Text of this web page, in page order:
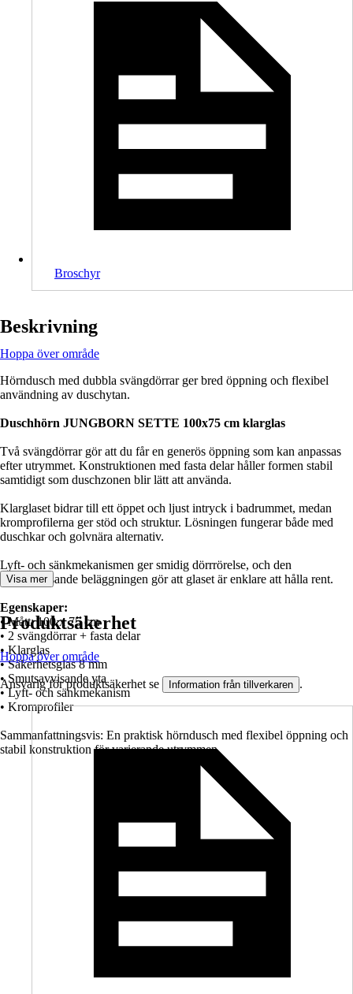
Broschyr
Beskrivning
Hoppa över område
Hörndusch med dubbla svängdörrar ger bred öppning och flexibel
användning av duschytan.
Duschhörn JUNGBORN SETTE 100x75 cm klarglas
Två svängdörrar gör att du får en generös öppning som kan anpassas
efter utrymmet. Konstruktionen med fasta delar håller formen stabil
samtidigt som duschzonen blir lätt att använda.
Klarglaset bidrar till ett öppet och ljust intryck i badrummet, medan
kromprofilerna ger stöd och struktur. Lösningen fungerar både med
duschkar och golvnära alternativ.
Lyft- och sänkmekanismen ger smidig dörrrörelse, och den
smutsavvisande beläggningen gör att glaset är enklare att hålla rent.
Egenskaper:
• Mått: 100 x 75 cm
• 2 svängdörrar + fasta delar
• Klarglas
• Säkerhetsglas 8 mm
• Smutsavvisande yta
• Lyft- och sänkmekanism
• Kromprofiler
Sammanfattningsvis: En praktisk hörndusch med flexibel öppning och
stabil konstruktion för varierande utrymmen.
Visa mer
Produktsäkerhet
Hoppa över område
Ansvarig för produktsäkerhet se Information från tillverkaren .